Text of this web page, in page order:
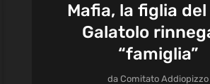
Mafia, la figlia
Galatolo
“famiglia”
daComitato Addiopizzo